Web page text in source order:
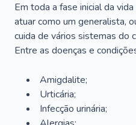
Em toda a fase inicial da
atuar como um generalista,
cuida de vários sistemas do
Entre as doenças e
Amigdalite;
Urticária;
Infecção urinária;